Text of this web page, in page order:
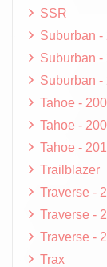
SSR
Suburban -
Suburban -
Suburban -
Tahoe -
Tahoe -
Tahoe -
Trailblazer
Traverse -
Traverse -
Traverse -
Trax